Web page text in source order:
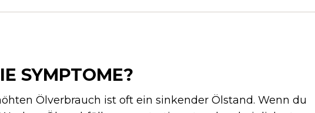
SYMPTOME?
Ölverbrauch ist oft ein sinkender Ölstand. Wenn du